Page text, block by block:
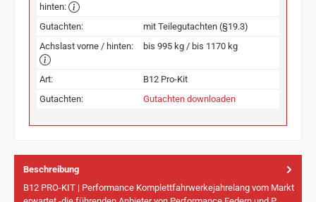
hinten:
Gutachten:
mit Teilegutachten (§19.3)
Achslast vorne / hinten:
bis 995 kg / bis 1170 kg
Art:
B12 Pro-Kit
Gutachten:
Gutachten downloaden
Beschreibung
B12 PRO-KIT | Performance Komplettfahrwerkejahrelang vom Markt